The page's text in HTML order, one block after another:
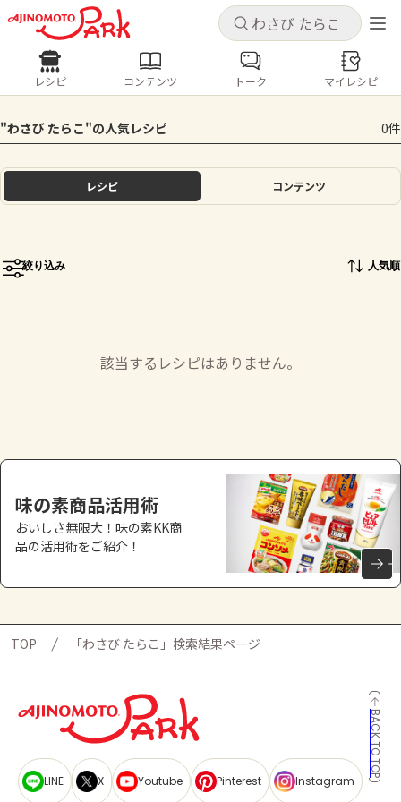
キャンセル
ログインするとレシピを保存できます
ログイン
ホーム
トーク
お買い物
AJINOMOTO PARK とは
キャンセル
レシピ コンテンツ
人気の食材・レシピ
きゅうり なす トマト
とうもろこし
レシピ コンテンツ トーク マイレシピ
"わさび たらこ"の人気レシピ 0件
レシピ コンテンツ
絞り込み 人気順
該当するレシピはありません。
味の素商品活用術
おいしさ無限大！味の素KK商
品の活用術をご紹介！
TOP 「わさび たらこ」検索結果ページ
BACK TO TOP
LINE X Youtube Pinterest Instagram